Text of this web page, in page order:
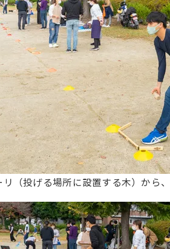
リ（投げる場所に設置する木）から